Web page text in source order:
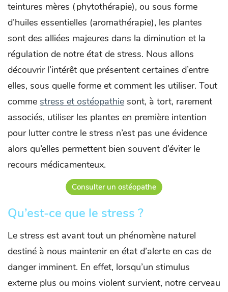
teintures mères (phytothérapie), ou sous forme
d’huiles essentielles (aromathérapie), les plantes
sont des alliées majeures dans la diminution et la
régulation de notre état de stress. Nous allons
découvrir l’intérêt que présentent certaines d’entre
elles, sous quelle forme et comment les utiliser. Tout
comme stress et ostéopathie sont, à tort, rarement
associés, utiliser les plantes en première intention
pour lutter contre le stress n’est pas une évidence
alors qu’elles permettent bien souvent d’éviter le
recours médicamenteux.
Consulter un ostéopathe
Qu’est-ce que le stress ?
Le stress est avant tout un phénomène naturel
destiné à nous maintenir en état d’alerte en cas de
danger imminent. En effet, lorsqu’un stimulus
externe plus ou moins violent survient, notre cerveau